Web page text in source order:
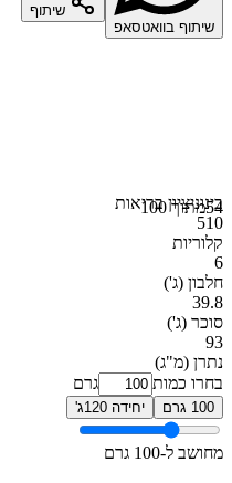
שיתוף בוואטסאפ
שיתוף
54מתוך 100בינוניציון בריאות
510
קלוריות
6
חלבון (ג')
39.8
סוכר (ג')
93
נתרן (מ"ג)
בחרו כמות
גרם
100 גרם יחידה 120ג'
מחושב ל-100 גרם